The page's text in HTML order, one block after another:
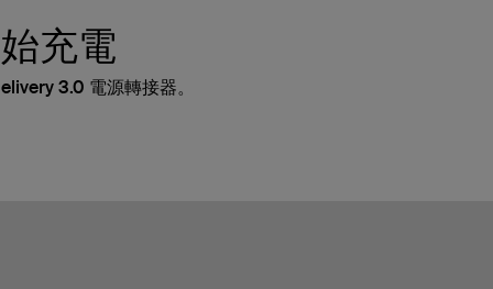
充電
3.0 電源轉接器。